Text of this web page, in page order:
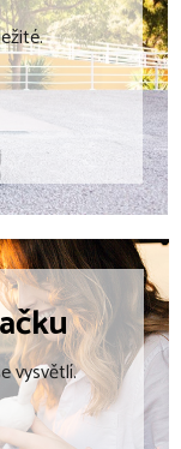
vysvětlí.